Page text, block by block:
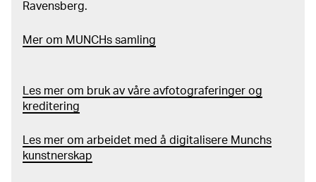
Ravensberg.
Mer om MUNCHs samling
Les mer om bruk av våre avfotograferinger og
kreditering
Les mer om arbeidet med å digitalisere Munchs
kunstnerskap